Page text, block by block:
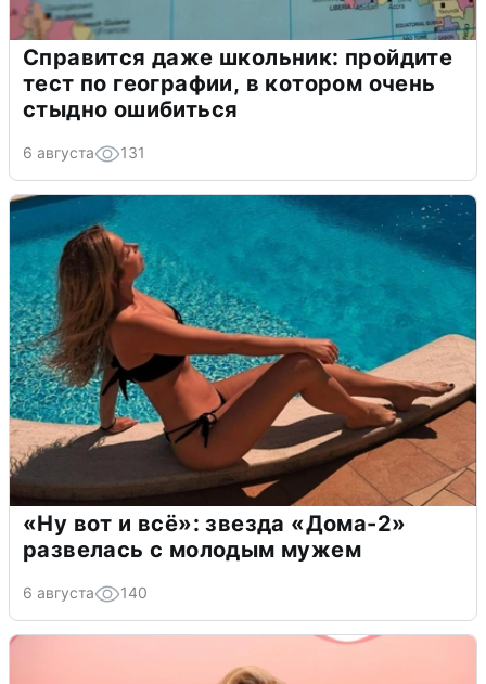
Справится даже школьник: пройдите
тест по географии, в котором очень
стыдно ошибиться
6 августа 131
«Ну вот и всё»: звезда «Дома-2»
развелась с молодым мужем
6 августа 140